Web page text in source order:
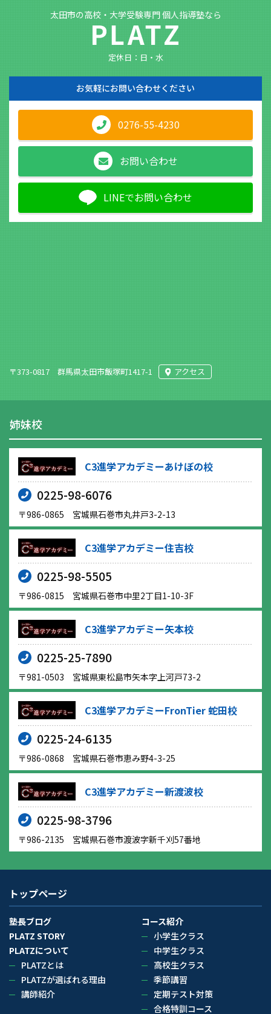
太田市の高校・大学受験専門 個人指導塾なら
定休日：日・水
お気軽にお問い合わせください
0276-55-4230
お問い合わせ
LINEでお問い合わせ
〒373-0817 群馬県太田市飯塚町1417-1 アクセス
姉妹校
C3進学アカデミーあけぼの校
0225-98-6076
〒986-0865 宮城県石巻市丸井戸3-2-13
C3進学アカデミー住吉校
0225-98-5505
〒986-0815 宮城県石巻市中里2丁目1-10-3F
C3進学アカデミー矢本校
0225-25-7890
〒981-0503 宮城県東松島市矢本字上河戸73-2
C3進学アカデミーFronTier 蛇田校
0225-24-6135
〒986-0868 宮城県石巻市恵み野4-3-25
C3進学アカデミー新渡波校
0225-98-3796
〒986-2135 宮城県石巻市渡波字新千刈57番地
トップページ
塾長ブログ
PLATZ STORY
PLATZについて
PLATZとは
PLATZが選ばれる理由
講師紹介
コース紹介
小学生クラス
中学生クラス
高校生クラス
季節講習
定期テスト対策
合格特訓コース